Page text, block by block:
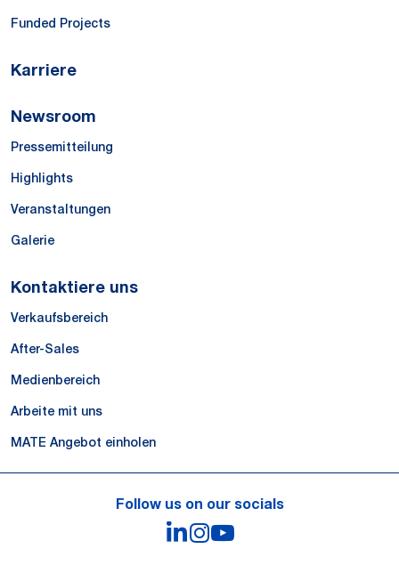
Funded Projects
Karriere
Newsroom
Pressemitteilung
Highlights
Veranstaltungen
Galerie
Kontaktiere uns
Verkaufsbereich
After-Sales
Medienbereich
Arbeite mit uns
MATE Angebot einholen
Follow us on our socials
LinkedIn
Instagram